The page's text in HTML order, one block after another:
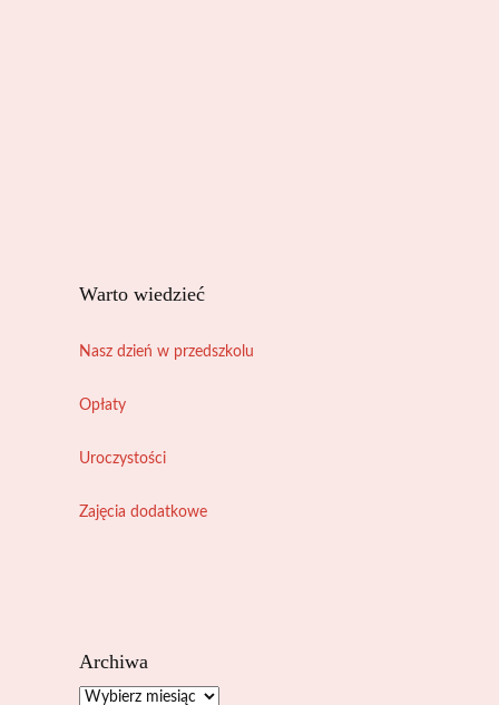
Warto wiedzieć
Nasz dzień w przedszkolu
Opłaty
Uroczystości
Zajęcia dodatkowe
Archiwa
Archiwa